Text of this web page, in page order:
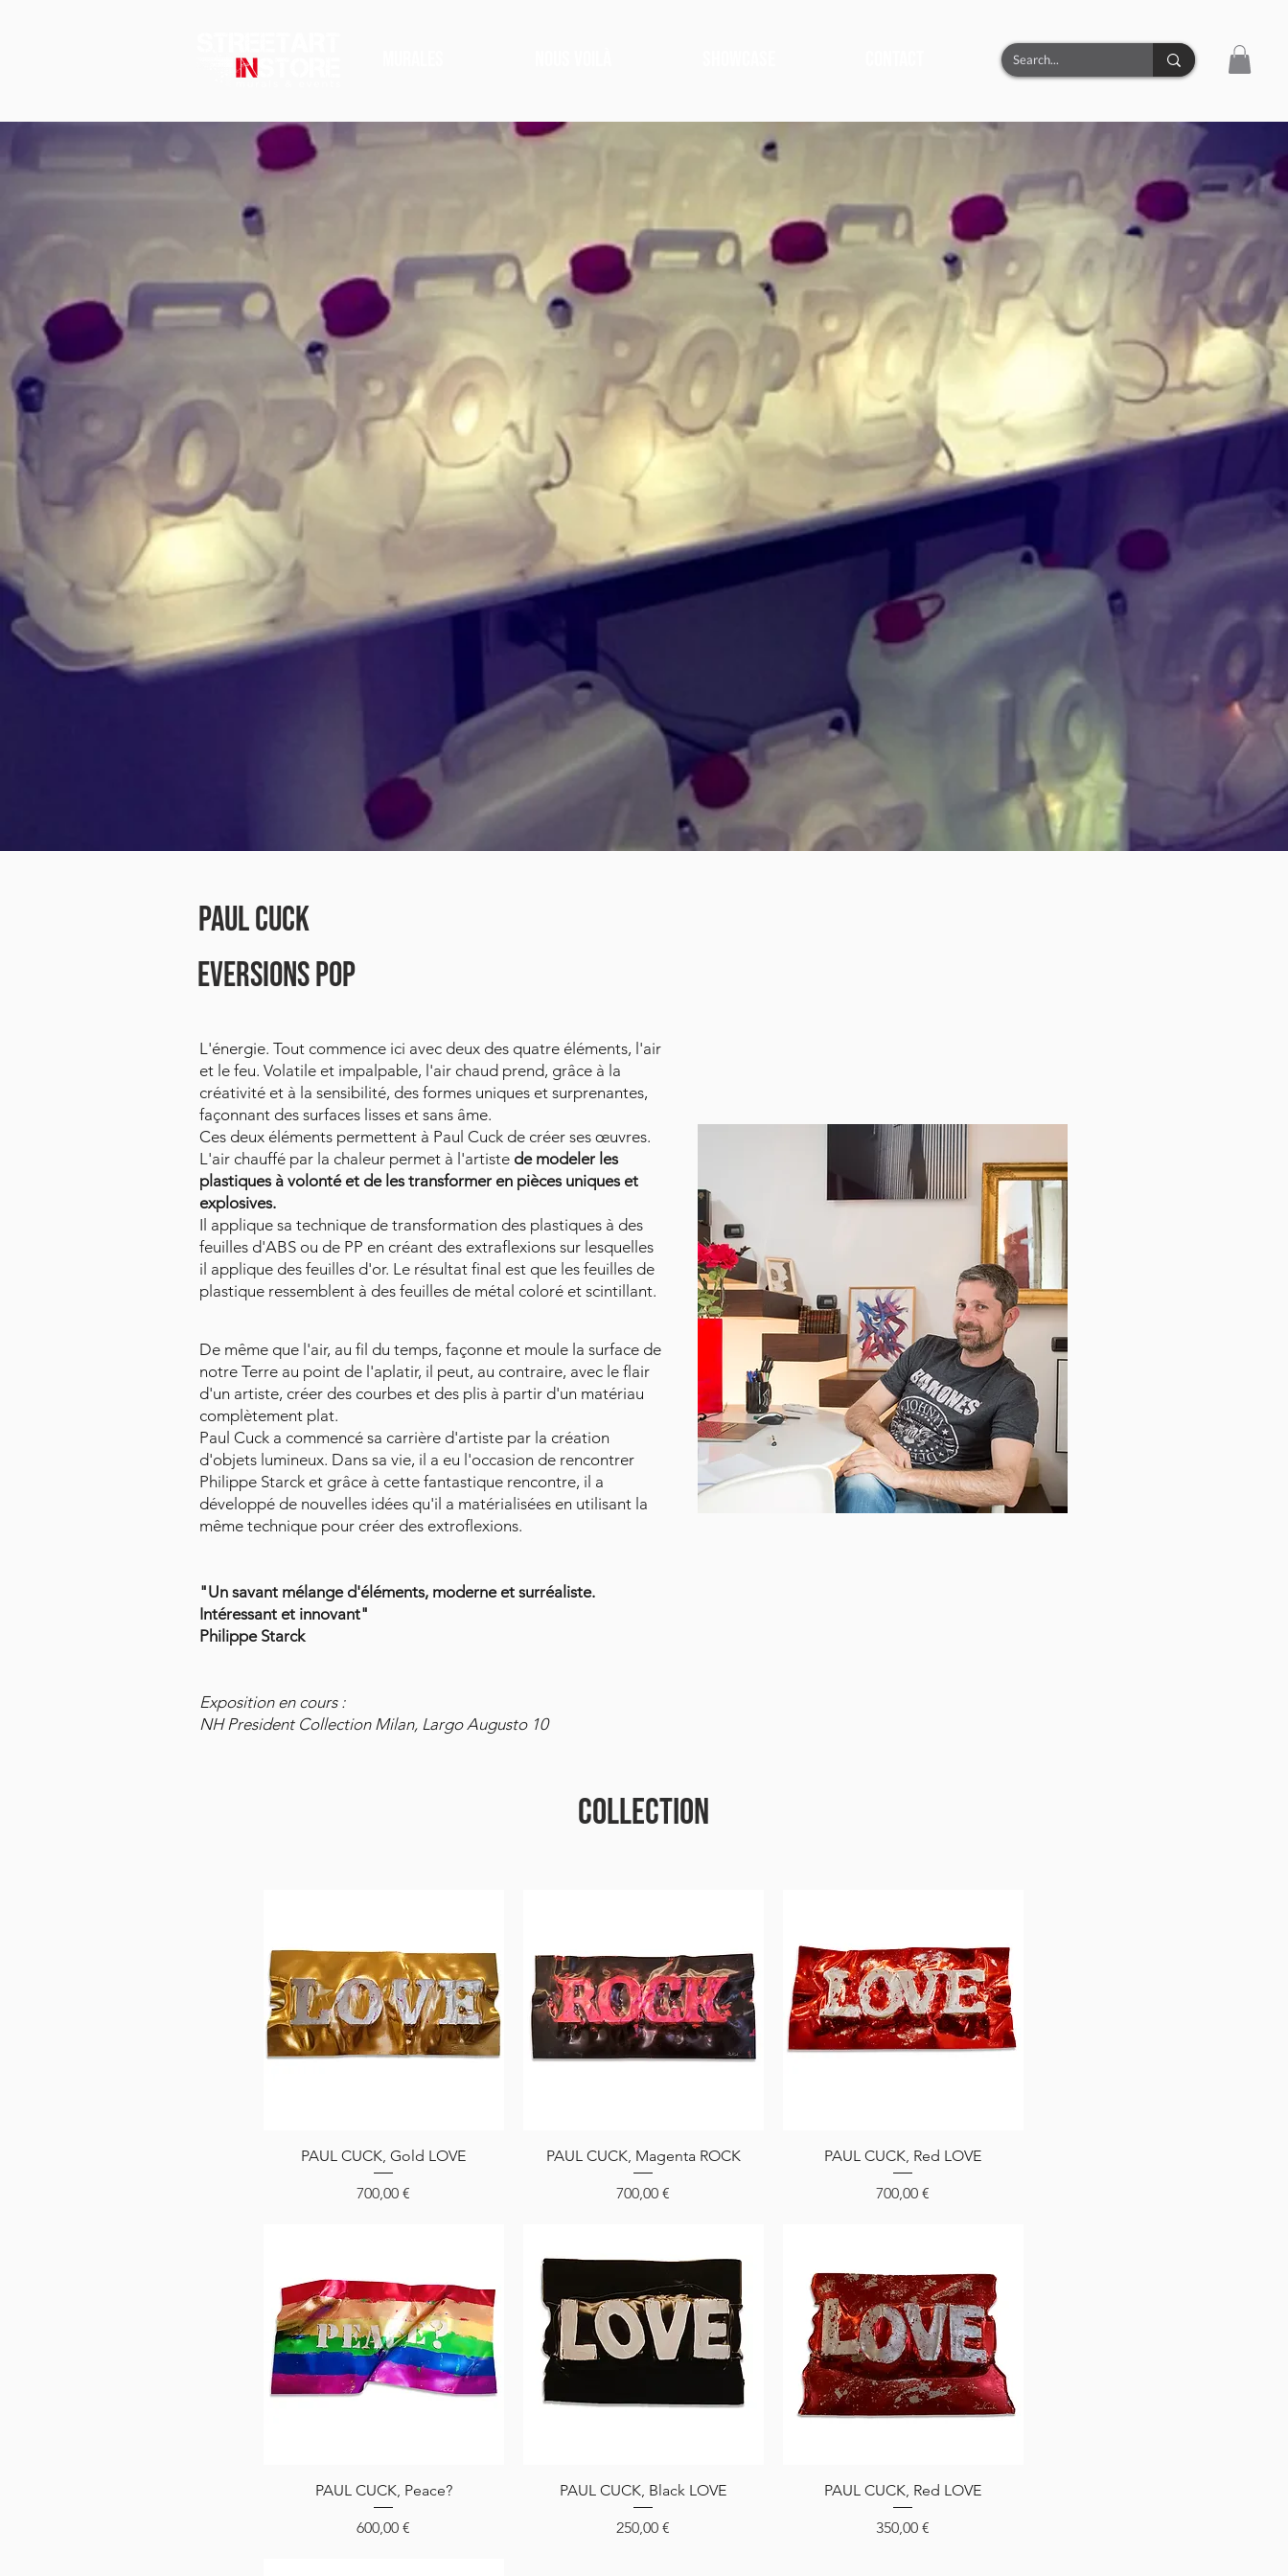
PAUL CUCK
eversions pop
L'énergie. Tout commence ici avec deux des quatre éléments, l'air
et le feu. Volatile et impalpable, l'air chaud prend, grâce à la
créativité et à la sensibilité, des formes uniques et surprenantes,
façonnant des surfaces lisses et sans âme.
Ces deux éléments permettent à Paul Cuck de créer ses œuvres.
L'air chauffé par la chaleur permet à l'artiste de modeler les
plastiques à volonté et de les transformer en pièces uniques et
explosives.
Il applique sa technique de transformation des plastiques à des
feuilles d'ABS ou de PP en créant des extraflexions sur lesquelles
il applique des feuilles d'or. Le résultat final est que les feuilles de
plastique ressemblent à des feuilles de métal coloré et scintillant.
De même que l'air, au fil du temps, façonne et moule la surface de
notre Terre au point de l'aplatir, il peut, au contraire, avec le flair
d'un artiste, créer des courbes et des plis à partir d'un matériau
complètement plat.
Paul Cuck a commencé sa carrière d'artiste par la création
d'objets lumineux. Dans sa vie, il a eu l'occasion de rencontrer
Philippe Starck et grâce à cette fantastique rencontre, il a
développé de nouvelles idées qu'il a matérialisées en utilisant la
même technique pour créer des extroflexions.
"Un savant mélange d'éléments, moderne et surréaliste.
Intéressant et innovant"
Philippe Starck
Exposition en cours :
NH President Collection Milan, Largo Augusto 10
COLLECTION
Aperçu rapide
PAUL CUCK, Gold LOVE
Prix
700,00 €
Aperçu rapide
PAUL CUCK, Magenta ROCK
Prix
700,00 €
Aperçu rapide
PAUL CUCK, Red LOVE
Prix
700,00 €
Aperçu rapide
PAUL CUCK, Peace?
Prix
600,00 €
Aperçu rapide
PAUL CUCK, Black LOVE
Prix
250,00 €
Aperçu rapide
PAUL CUCK, Red LOVE
Prix
350,00 €